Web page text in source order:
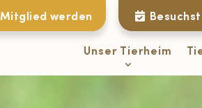
Mitglied werden
Unser Tierheim